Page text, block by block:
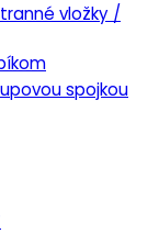
vložky /
spojkou